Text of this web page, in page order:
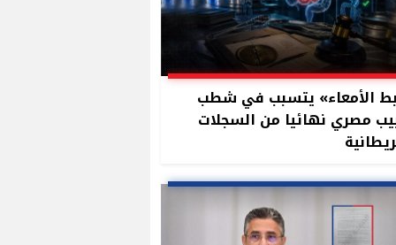
الأمعاء» يتسبب في شطب
مصري نهائيا من السجلات